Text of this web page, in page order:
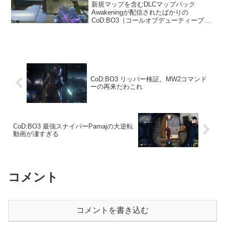
新規マップを含むDLCマップパック
Awakeningが配信されたばかりの
CoD:BO3（コールオブデューティーブラ
CoD:BO3 リッパー検証。MW2コマンド
ーの再来だわこれ
CoD:BO3 最強スナイパーPamajの大逆転
動画が凄すぎる
コメント
コメントを書き込む